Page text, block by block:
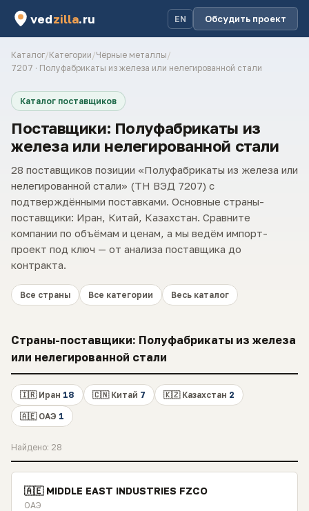
vedzilla.ru EN Обсудить проект
Каталог/Категории/Чёрные металлы/
7207 · Полуфабрикаты из железа или нелегированной стали
Каталог поставщиков
Поставщики: Полуфабрикаты из
железа или нелегированной стали
28 поставщиков позиции «Полуфабрикаты из железа или
нелегированной стали» (ТН ВЭД 7207) с
подтверждёнными поставками. Основные страны-
поставщики: Иран, Китай, Казахстан. Сравните
компании по объёмам и ценам, а мы ведём импорт-
проект под ключ — от анализа поставщика до
контракта.
Все страны Все категории Весь каталог
Страны-поставщики: Полуфабрикаты из железа
или нелегированной стали
🇮🇷 Иран 18 🇨🇳 Китай 7 🇰🇿 Казахстан 2
🇦🇪 ОАЭ 1
Найдено: 28
🇦🇪 MIDDLE EAST INDUSTRIES FZCO
ОАЭ